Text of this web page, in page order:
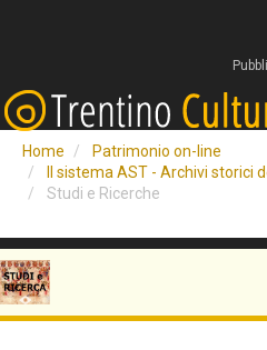
Home
Patrimonio on-line
Il sistema AST - Archivi storici
Studi e Ricerche